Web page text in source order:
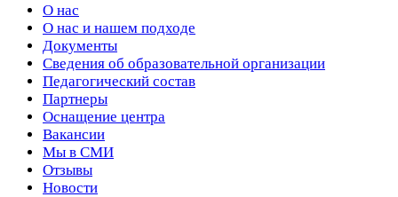
О нас
О нас и нашем подходе
Документы
Сведения об образовательной организации
Педагогический состав
Партнеры
Оснащение центра
Вакансии
Мы в СМИ
Отзывы
Новости